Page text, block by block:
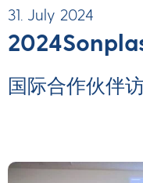
31. July 2024
国际合作伙伴